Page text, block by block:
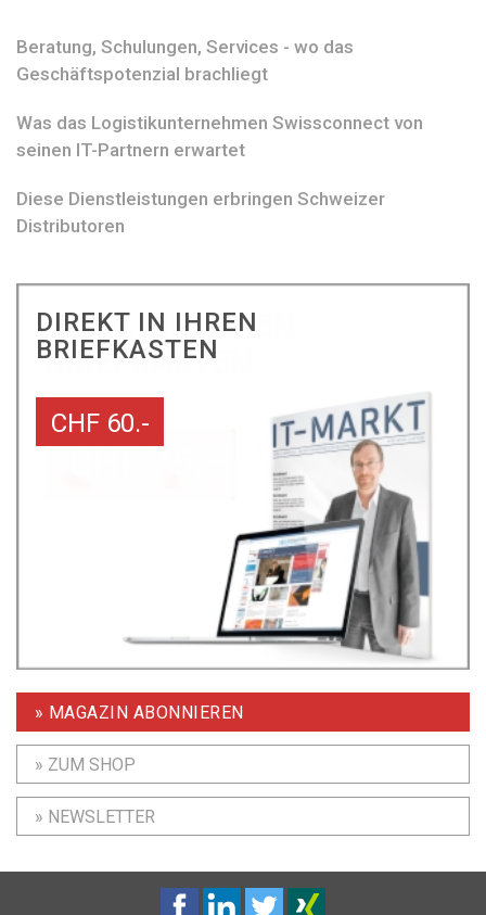
Beratung, Schulungen, Services - wo das
Geschäftspotenzial brachliegt
Was das Logistikunternehmen Swissconnect von
seinen IT-Partnern erwartet
Diese Dienstleistungen erbringen Schweizer
Distributoren
DIREKT IN IHREN
BRIEFKASTEN
CHF 60.-
» MAGAZIN ABONNIEREN
» ZUM SHOP
» NEWSLETTER